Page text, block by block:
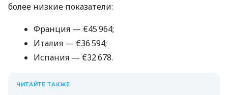
более низкие показатели:
Франция — €45 964;
Италия — €36 594;
Испания — €32 678.
ЧИТАЙТЕ ТАКЖЕ